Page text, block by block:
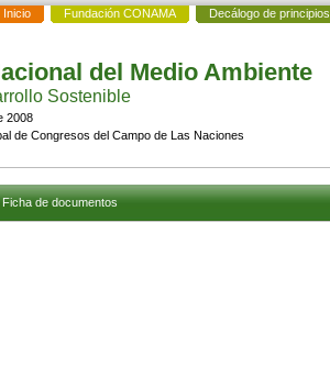
Inicio Fundación CONAMA Decálogo de principios
del Medio Ambiente
Sostenible
2008
de Congresos del Campo de Las Naciones
Ficha de documentos